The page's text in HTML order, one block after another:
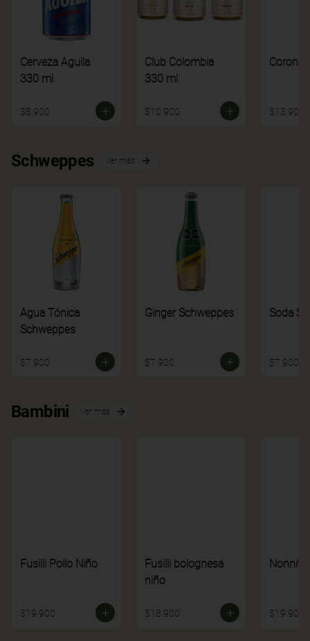
Cerveza Aguila
330 ml
$8.900
Club Colombia
330 ml
$10.900
Corona
$13.900
Schweppes Ver más
Agua Tónica
Schweppes
$7.900
Ginger Schweppes
$7.900
Soda
$7.900
Bambini Ver más
Fusilli Pollo Niño
$19.900
Fusilli bolognesa
niño
$18.900 $19.900